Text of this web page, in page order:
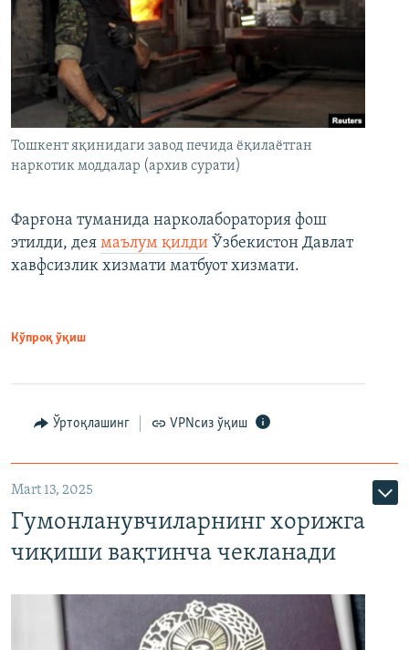
Тошкент яқинидаги завод печида ёқилаётган
наркотик моддалар (архив сурати)
Фарғона туманида нарколаборатория фош
этилди, дея маълум қилди Ўзбекистон Давлат
хавфсизлик хизмати матбуот хизмати.
Кўпроқ ўқиш
Ўртоқлашинг VPNсиз ўқиш
Mart 13, 2025
Гумонланувчиларнинг хорижга
чиқиши вақтинча чекланади